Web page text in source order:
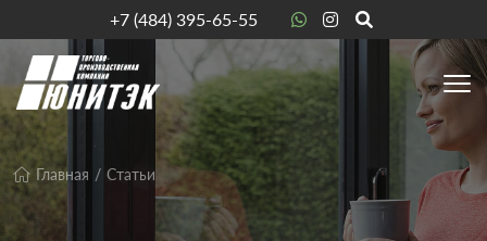
+7 (484) 395-65-55
Главная Статьи